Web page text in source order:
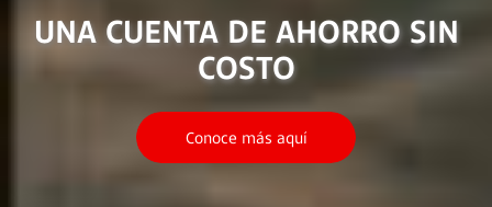
UNA CUENTA DE AHORRO SIN
COSTO
Conoce más aquí